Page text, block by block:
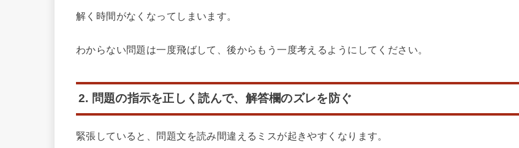
解く時間がなくなってしまいます。
わからない問題は一度飛ばして、後からもう一度考えるようにしてください。
2. 問題の指示を正しく読んで、解答欄のズレを防ぐ
緊張していると、問題文を読み間違えるミスが起きやすくなります。